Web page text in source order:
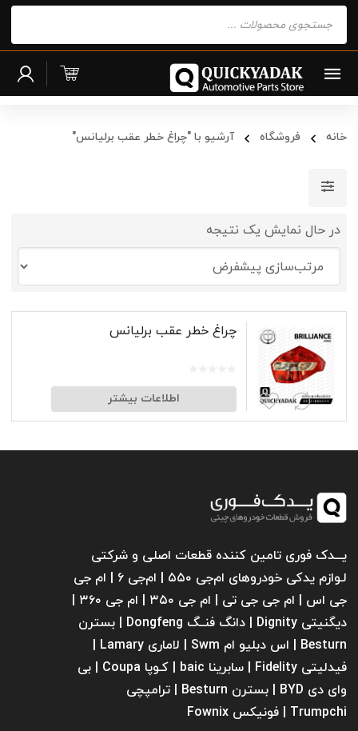
search
خانه فروشگاه آرشیو با "چراغ خطر عقب برلیانس"
در حال نمایش یک نتیجه
چراغ خطر عقب برلیانس
اطلاعات بیشتر
یـــدک فوری تامین کننده قطعات اصلی و شرکتی
لـوازم یدکی خودروهای ام‌جی ۵۵۰ | ام‌جی ۶ | ام جی
دیگنیتی Dignity | دانگ فنــگ Dongfeng | بسترن
فیدلیتی Fidelity | سابرینا ‌baic | کـوپا Coupa | بی
وای دی BYD | بسترن Besturn | ترامپچی
Trumpchi | فونیکس Fownix